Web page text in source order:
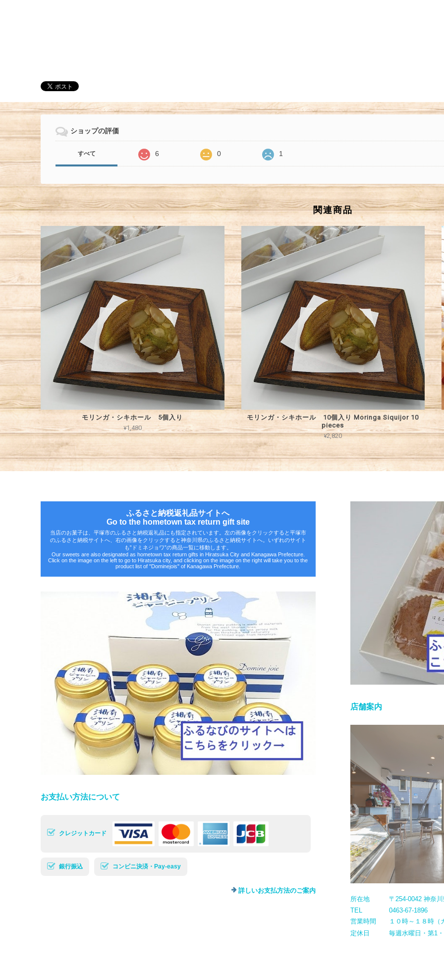
ショップの評価
すべて 6 0 1
関連商品
モリンガ・シキホール 5個入り
¥1,480
モリンガ・シキホール 10個入り Moringa Siquijor 10
pieces
¥2,820
ふるさと納税返礼品サイトへ
Go to the hometown tax return gift site
当店のお菓子は、平塚市のふるさと納税返礼品にも指定されています。左の画像をクリックすると平塚市
のふるさと納税サイトへ、右の画像をクリックすると神奈川県のふるさと納税サイトへ。いずれのサイト
も‟ドミネジョワ”の商品一覧に移動します。
Our sweets are also designated as hometown tax return gifts in Hiratsuka City and Kanagawa Prefecture.
Click on the image on the left to go to Hiratsuka city, and clicking on the image on the right will take you to the
product list of "Dominejois" of Kanagawa Prefecture.
お支払い方法について
クレジットカード
銀行振込 コンビニ決済・Pay-easy
詳しいお支払方法のご案内
店舗案内
所在地
〒254-0042 神奈
TEL
0463-67-1896
営業時間
１０時～１８時（
定休日
毎週水曜日・第1